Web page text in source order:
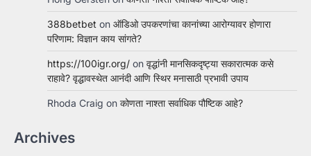
388betbet on ऑडिओ उपकरणांचा कानांच्या आरोग्यावर होणारा
परिणाम: विज्ञान काय सांगते?
https://100igr.org/ on वृद्धांनी मानसिकदृष्ट्या सकारात्मक कसे
राहावे? वृद्धावस्थेत आनंदी आणि स्थिर मनासाठी प्रभावी उपाय
Rhoda Craig on कोणता नाश्ता सर्वाधिक पौष्टिक आहे?
Archives